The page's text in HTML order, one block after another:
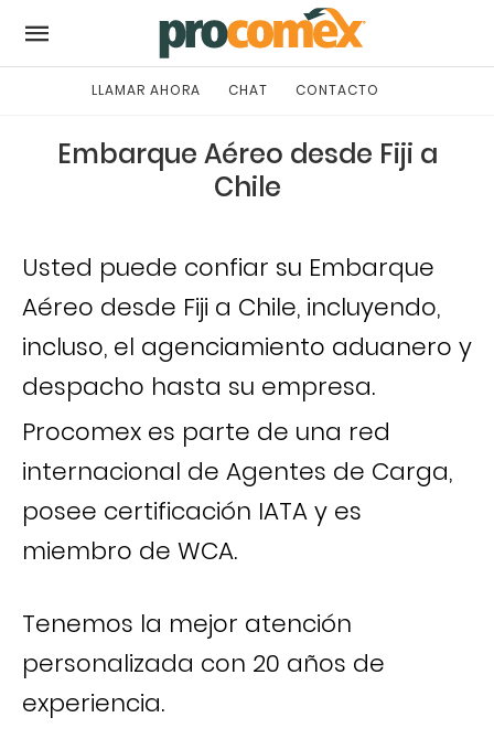
LLAMAR AHORA CHAT CONTACTO
Embarque Aéreo desde Fiji a
Chile
Usted puede confiar su Embarque
Aéreo desde Fiji a Chile, incluyendo,
incluso, el agenciamiento aduanero y
despacho hasta su empresa.
Procomex es parte de una red
internacional de Agentes de Carga,
posee certificación IATA y es
miembro de WCA.
Tenemos la mejor atención
personalizada con 20 años de
experiencia.